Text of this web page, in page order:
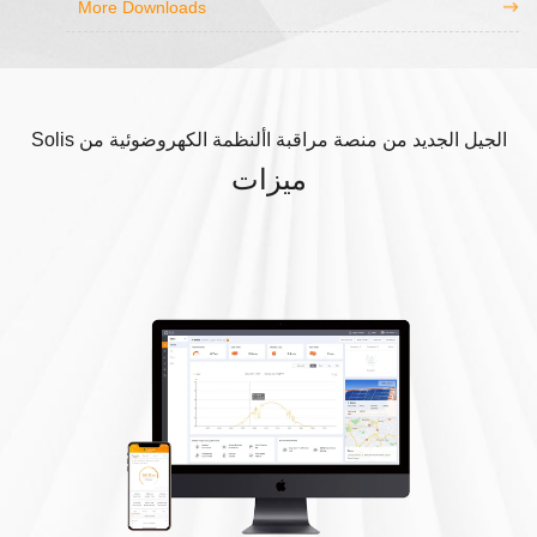
More Downloads
الجيل الجديد من منصة مراقبة األنظمة الكهروضوئية من Solis
ميزات